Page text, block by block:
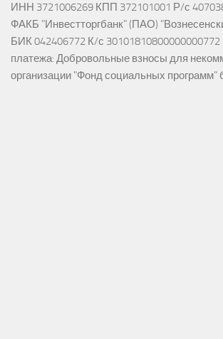
ИНН 3721006269 КПП 372101001 Р/с
ФАКБ "Инвестторгбанк" (ПАО)
БИК 042406772 К/с
платежа: Добровольные взносы для
организации "Фонд социальных программ"